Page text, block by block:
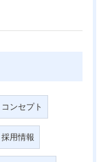
コンセプト
採用情報